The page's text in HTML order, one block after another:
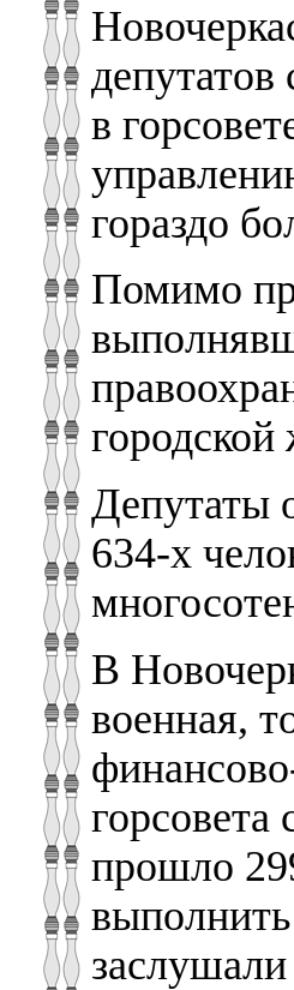
в
гораздо
Помимо
Депутаты
634-х
В
военная,
прошло